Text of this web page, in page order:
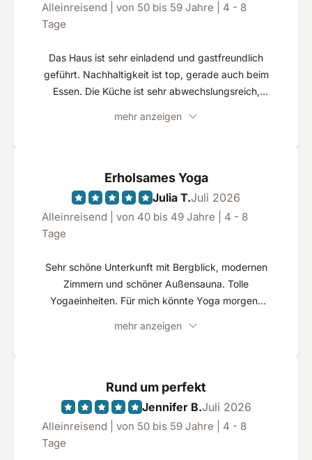
Alleinreisend | von 50 bis 59 Jahre | 4 - 8
Tage
Das Haus ist sehr einladend und gastfreundlich
geführt. Nachhaltigkeit ist top, gerade auch beim
Essen. Die Küche ist sehr abwechslungsreich,
mehr anzeigen
Erholsames Yoga
Julia T.Juli 2026
Alleinreisend | von 40 bis 49 Jahre | 4 - 8
Tage
Sehr schöne Unterkunft mit Bergblick, modernen
Zimmern und schöner Außensauna. Tolle
Yogaeinheiten. Für mich könnte Yoga morgens
beginnen direkt am Haus.
mehr anzeigen
Rund um perfekt
Jennifer B.Juli 2026
Alleinreisend | von 50 bis 59 Jahre | 4 - 8
Tage